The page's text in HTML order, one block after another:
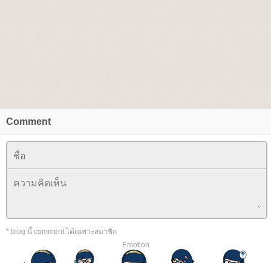
Comment
* blog นี้ comment ได้เฉพาะสมาชิก
Emotion